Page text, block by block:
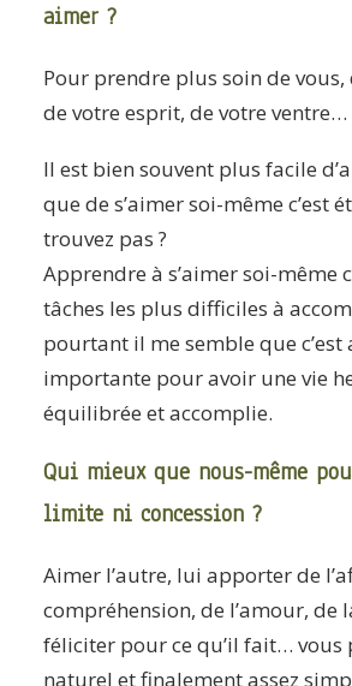
aimer ?
Pour prendre plus soin de vous,
de votre esprit, de votre ventre…
Il est bien souvent plus facile
que de s’aimer soi-même c’est
trouvez pas ?
Apprendre à s’aimer soi-même
tâches les plus difficiles à
pourtant il me semble que c’est
importante pour avoir une vie
équilibrée et accomplie.
Qui mieux que nous-même
limite ni concession ?
Aimer l’autre, lui apporter de
compréhension, de l’amour, de
féliciter pour ce qu’il fait… vous
naturel et finalement assez